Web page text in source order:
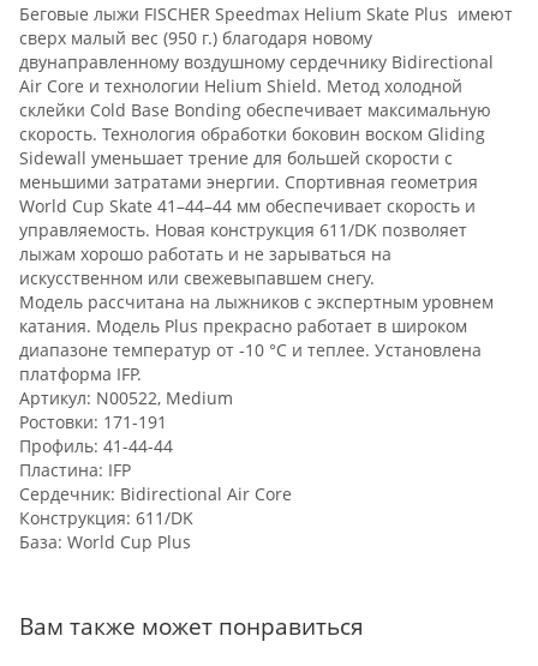
Беговые лыжи FISCHER Speedmax Helium Skate Plus имеют
сверх малый вес (950 г.) благодаря новому
двунаправленному воздушному сердечнику Bidirectional
Air Core и технологии Helium Shield. Метод холодной
склейки Cold Base Bonding обеспечивает максимальную
скорость. Технология обработки боковин воском Gliding
Sidewall уменьшает трение для большей скорости с
меньшими затратами энергии. Спортивная геометрия
World Cup Skate 41–44–44 мм обеспечивает скорость и
управляемость. Новая конструкция 611/DK позволяет
лыжам хорошо работать и не зарываться на
искусственном или свежевыпавшем снегу.
Модель рассчитана на лыжников с экспертным уровнем
катания. Модель Plus прекрасно работает в широком
диапазоне температур от -10 °C и теплее. Установлена
платформа IFP.
Артикул: N00522, Medium
Ростовки: 171-191
Профиль: 41-44-44
Пластина: IFP
Сердечник: Bidirectional Air Core
Конструкция: 611/DK
База: World Cup Plus
Вам также может понравиться